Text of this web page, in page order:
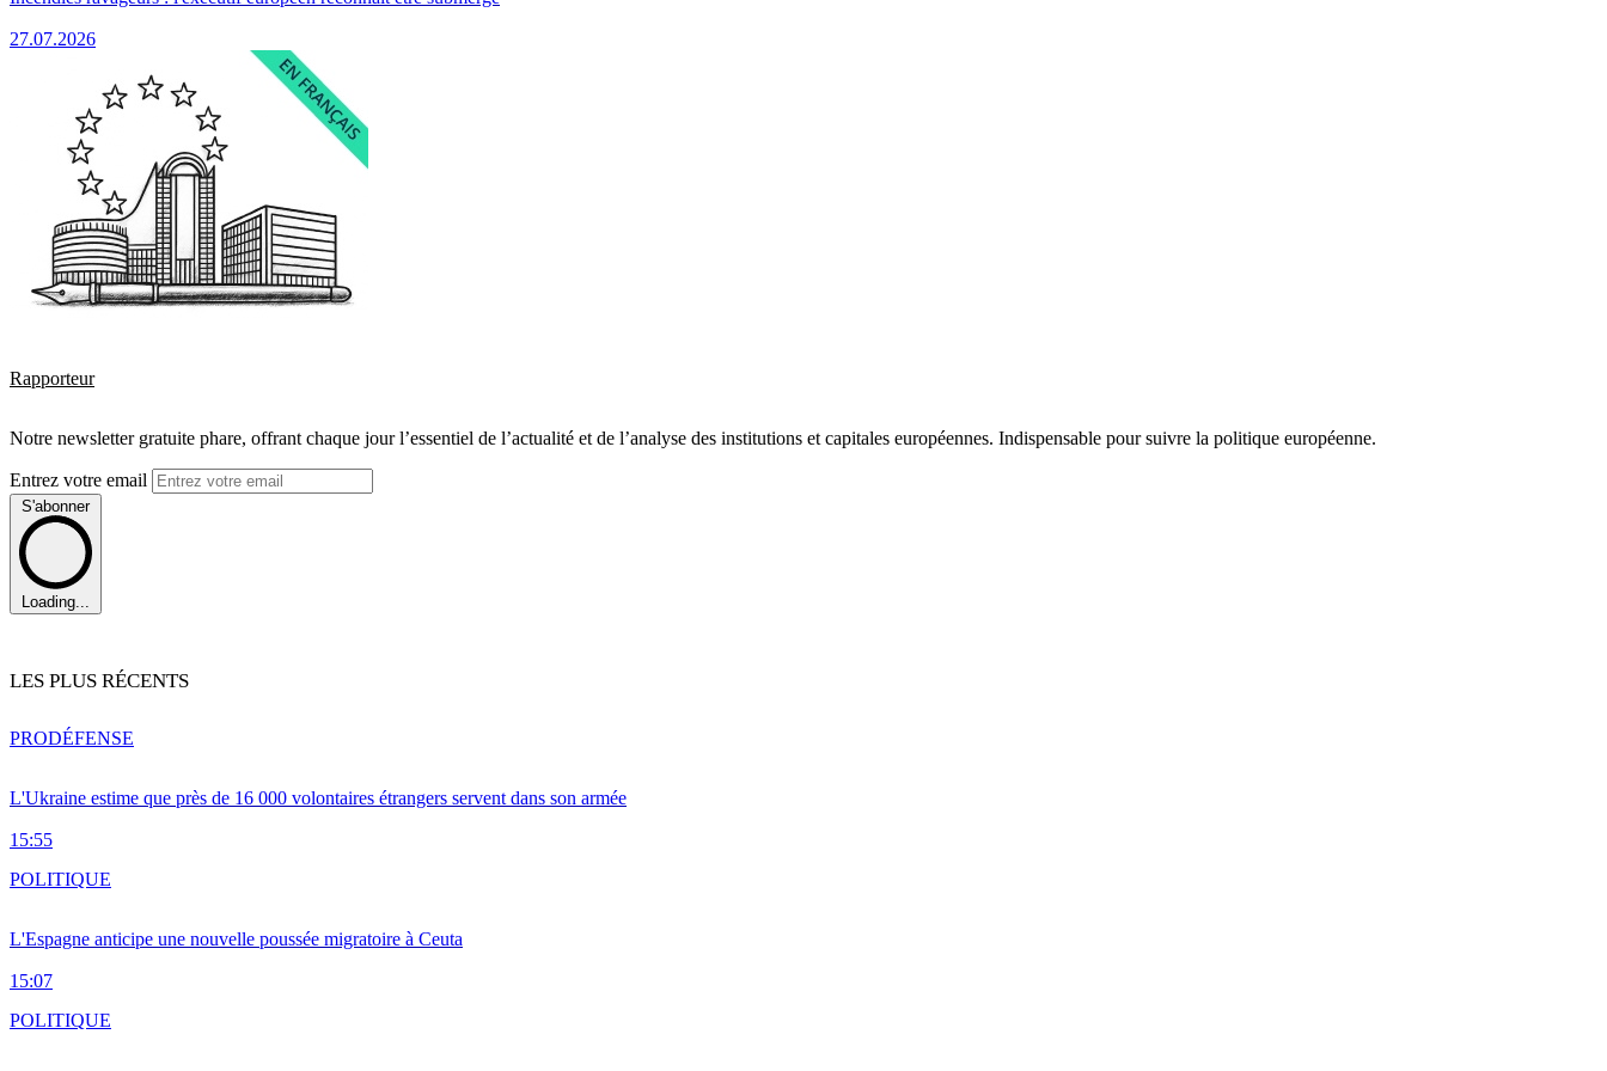
27.07.2026
Rapporteur
Notre newsletter gratuite phare, offrant chaque jour l’essentiel de l’actualité et de l’analyse des institutions et capitales européennes. Indispensable pour suivre la politique européenne.
Entrez votre email
S'abonner
Loading...
LES PLUS RÉCENTS
L'Ukraine estime que près de 16 000 volontaires étrangers servent dans son armée
15:55
PRODÉFENSE
L'Espagne anticipe une nouvelle poussée migratoire à Ceuta
15:07
POLITIQUE
POLITIQUE